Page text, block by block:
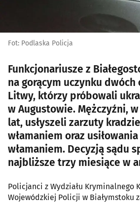
Fot: Podlaska Policja
Funkcjonariusze z
na gorącym uczynku
Litwy, którzy próbowali
w Augustowie. Mężczyźni,
lat, usłyszeli zarzuty
włamaniem oraz
włamaniem. Decyzją sądu
najbliższe trzy miesiące w
Policjanci z Wydziału Kryminalnego
Wojewódzkiej Policji w Białymstoku